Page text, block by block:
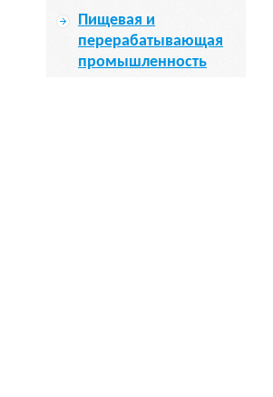
Пищевая и
перерабатывающая
промышленность